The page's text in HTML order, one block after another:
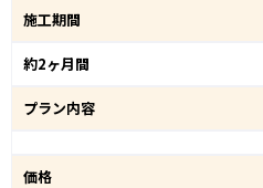
施工期間
約2ヶ月間
プラン内容
価格